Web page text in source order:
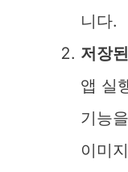
니다.
저장
앱 실
기능
이미